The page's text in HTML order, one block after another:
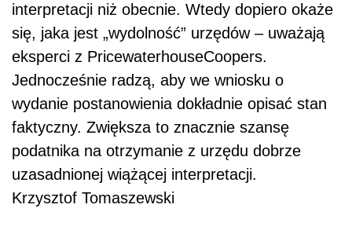
interpretacji niż obecnie. Wtedy dopiero okaże
się, jaka jest „wydolność” urzędów – uważają
eksperci z PricewaterhouseCoopers.
Jednocześnie radzą, aby we wniosku o
wydanie postanowienia dokładnie opisać stan
faktyczny. Zwiększa to znacznie szansę
podatnika na otrzymanie z urzędu dobrze
uzasadnionej wiążącej interpretacji.
Krzysztof Tomaszewski